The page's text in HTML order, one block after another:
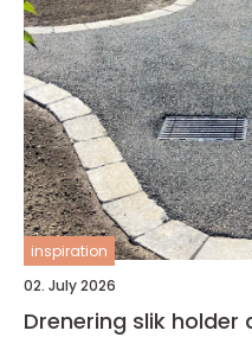
inspiration
02. July 2026
Drenering